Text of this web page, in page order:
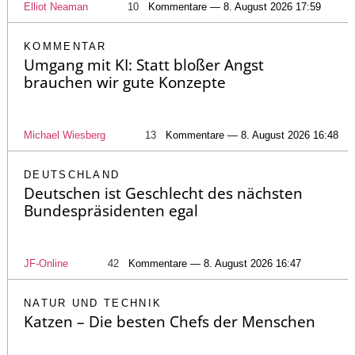
Elliot Neaman 10 Kommentare — 8. August 2026 17:59
KOMMENTAR
Umgang mit KI: Statt bloßer Angst
brauchen wir gute Konzepte
Michael Wiesberg 13 Kommentare — 8. August 2026 16:48
DEUTSCHLAND
Deutschen ist Geschlecht des nächsten
Bundespräsidenten egal
JF-Online 42 Kommentare — 8. August 2026 16:47
NATUR UND TECHNIK
Katzen – Die besten Chefs der Menschen